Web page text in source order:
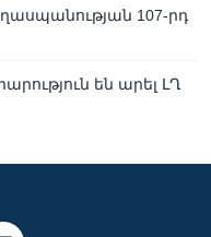
107-րդ
են արել ԼՂ